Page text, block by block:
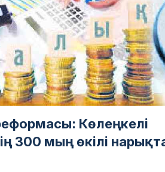
Көлеңкелі
300 мың өкілі